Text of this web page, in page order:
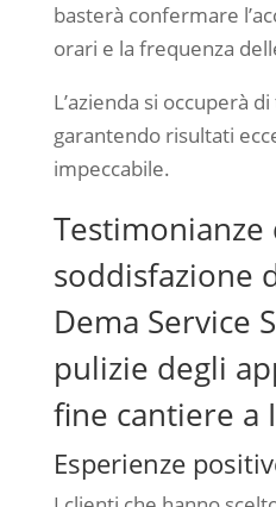
basterà confermare
orari e la frequenza
L’azienda si occuperà
garantendo risultati
impeccabile.
soddisfazione
Dema Service
pulizie degli
fine cantiere a
Esperienze